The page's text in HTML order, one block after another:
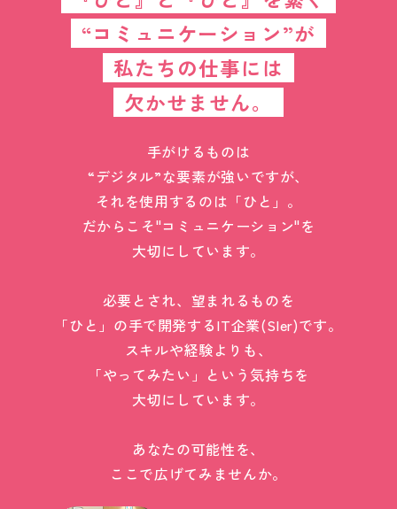
“コミュニケーション”が
私たちの仕事には
欠かせません。
手がけるものは
“デジタル”な要素が強いですが、
それを使用するのは「ひと」。
だからこそ"コミュニケーション"を
大切にしています。
必要とされ、望まれるものを
「ひと」の手で開発するIT企業(SIer)です。
スキルや経験よりも、
「やってみたい」という気持ちを
大切にしています。
あなたの可能性を、
ここで広げてみませんか。